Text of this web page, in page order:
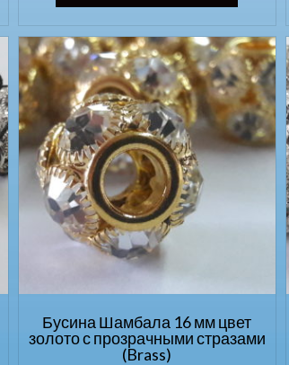
Бусина Шамбала 16 мм цвет
золото с прозрачными стразами
(Brass)